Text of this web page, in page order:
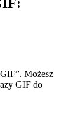
Możesz
GIF do